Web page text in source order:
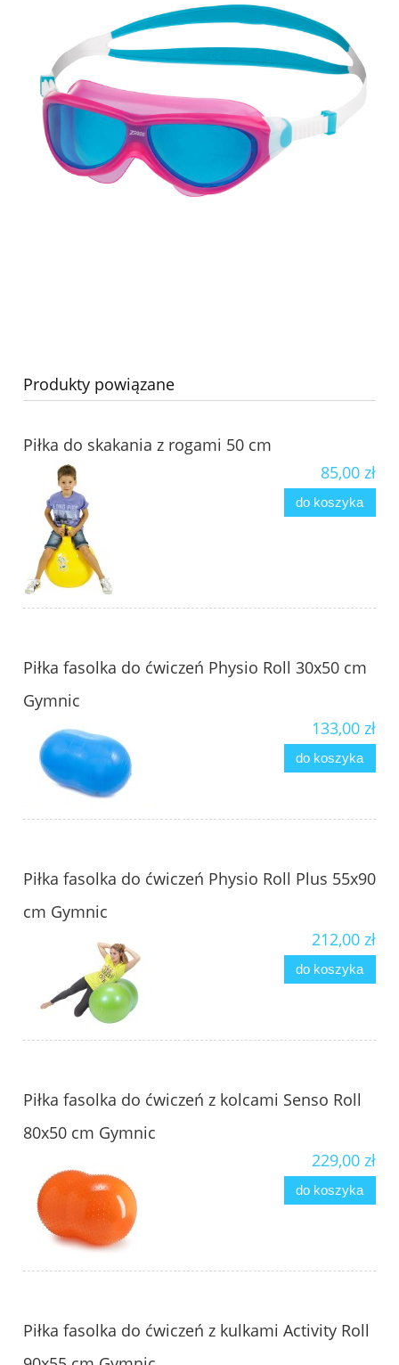
Produkty powiązane
Piłka do skakania z rogami 50 cm
85,00 zł
do koszyka
Piłka fasolka do ćwiczeń Physio Roll 30x50 cm
Gymnic
133,00 zł
do koszyka
Piłka fasolka do ćwiczeń Physio Roll Plus 55x90
cm Gymnic
212,00 zł
do koszyka
Piłka fasolka do ćwiczeń z kolcami Senso Roll
80x50 cm Gymnic
229,00 zł
do koszyka
Piłka fasolka do ćwiczeń z kulkami Activity Roll